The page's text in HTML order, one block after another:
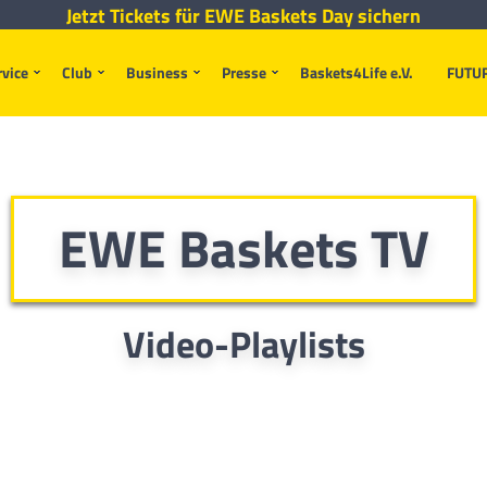
Club Business Presse Baskets4Life e.V.
Jetzt Tickets für EWE Baskets Day sichern
EWE Baskets TV
Video-Playlists